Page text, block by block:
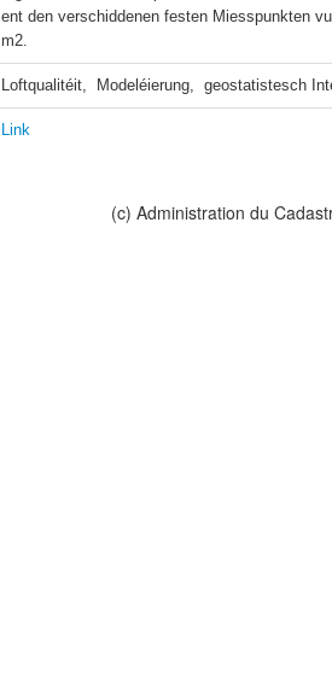
ent den verschiddenen festen Miesspunkten
m2.
Loftqualitéit,  Modeléierung,  geostatistesch
Link
(c) Administration du